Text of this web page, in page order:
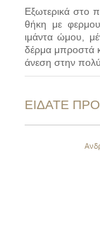
Εξωτερικά στο
θήκη με
ιμάντα ώμου,
δέρμα μπροστά
άνεση στην
ΕΙΔΑΤΕ